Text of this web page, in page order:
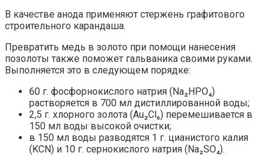
В качестве анода применяют стержень графитового
строительного карандаша.
Превратить медь в золото при помощи нанесения
позолоты также поможет гальваника своими руками.
Выполняется это в следующем порядке:
60 г. фосфорнокислого натрия (Na₂HPO₄)
растворяется в 700 мл дистиллированной воды;
2,5 г. хлорного золота (Au₂Cl₆) перемешивается в
150 мл воды высокой очистки;
в 150 мл воды разводятся 1 г. цианистого калия
(KCN) и 10 г. сернокислого натрия (Na₂SO₄).